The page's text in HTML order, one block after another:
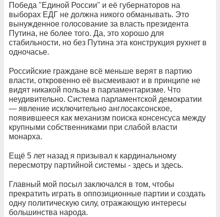
Победа "Единой России" и её губернаторов на
выборах ЕДГ не должна никого обманывать. Это
вынужденное голосование за власть президента
Путина, не более того. Да, это хорошо для
стабильности, но без Путина эта конструкция рухнет в
одночасье.
Российские граждане всё меньше верят в партию
власти, откровенно её высмеивают и в принципе не
видят никакой пользы в парламентаризме. Что
неудивительно. Система парламентской демократии
— явление исключительно англосаксонское,
появившееся как механизм поиска консенсуса между
крупными собственниками при слабой власти
монарха.
Ещё 5 лет назад я призывал к кардинальному
пересмотру партийной системы - здесь и здесь.
Главный мой посыл заключался в том, чтобы
прекратить играть в оппозиционные партии и создать
одну политическую силу, отражающую интересы
большинства народа.